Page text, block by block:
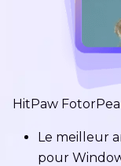
HitPaw FotorPea
Le meilleur
pour